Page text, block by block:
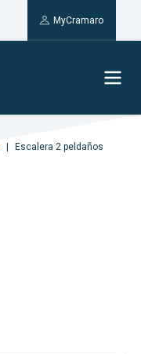
MyCramaro
Escalera 2 peldaños